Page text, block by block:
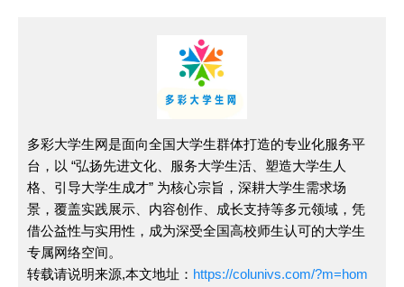
多彩大学生网是面向全国大学生群体打造的专业化服务平
台，以 “弘扬先进文化、服务大学生活、塑造大学生人
格、引导大学生成才” 为核心宗旨，深耕大学生需求场
景，覆盖实践展示、内容创作、成长支持等多元领域，凭
借公益性与实用性，成为深受全国高校师生认可的大学生
专属网络空间。
转载请说明来源,本文地址： https://colunivs.com/?m=hom